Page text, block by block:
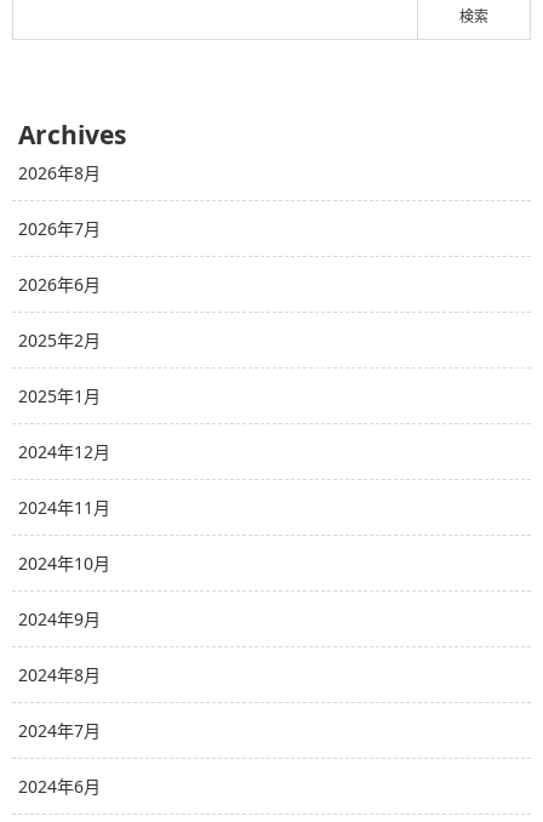
Archives
2026年8月
2026年7月
2026年6月
2025年2月
2025年1月
2024年12月
2024年11月
2024年10月
2024年9月
2024年8月
2024年7月
2024年6月